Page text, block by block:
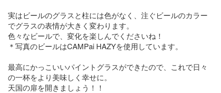
実はビールのグラスと柱には色がなく、注ぐビールのカラー
でグラスの表情が大きく変わります。
色々なビールで、変化を楽しんでくださいね！
＊写真のビールはCAMPai HAZYを使用しています。
最高にかっこいいパイントグラスができたので、これで日々
の一杯をより美味しく幸せに。
天国の扉を開きましょう！！